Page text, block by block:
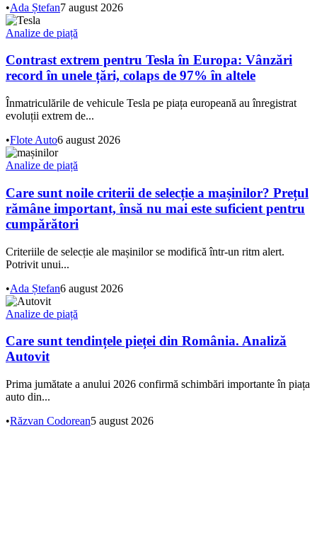
•Ada Ștefan7 august 2026
Analize de piață
Contrast extrem pentru Tesla în Europa: Vânzări
record în unele țări, colaps de 97% în altele
Înmatriculările de vehicule Tesla pe piața europeană au înregistrat
evoluții extrem de...
•Flote Auto6 august 2026
Analize de piață
Care sunt noile criterii de selecție a mașinilor? Prețul
rămâne important, însă nu mai este suficient pentru
cumpărători
Criteriile de selecție ale mașinilor se modifică într-un ritm alert.
Potrivit unui...
•Ada Ștefan6 august 2026
Analize de piață
Care sunt tendințele pieței din România. Analiză
Autovit
Prima jumătate a anului 2026 confirmă schimbări importante în piața
auto din...
•Răzvan Codorean5 august 2026